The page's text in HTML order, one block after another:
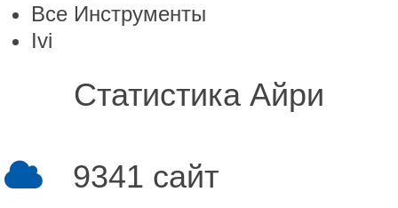
Все Инструменты
Ivi
Статистика Айри
9341 сайт